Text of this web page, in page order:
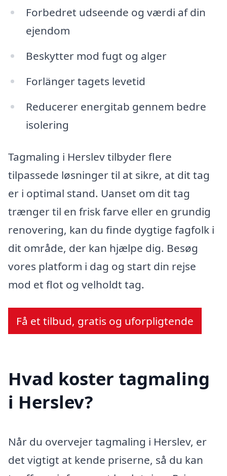
Forbedret udseende og værdi af din
ejendom
Beskytter mod fugt og alger
Forlänger tagets levetid
Reducerer energitab gennem bedre
isolering
Tagmaling i Herslev tilbyder flere
tilpassede løsninger til at sikre, at dit tag
er i optimal stand. Uanset om dit tag
trænger til en frisk farve eller en grundig
renovering, kan du finde dygtige fagfolk i
dit område, der kan hjælpe dig. Besøg
vores platform i dag og start din rejse
mod et flot og velholdt tag.
Få et tilbud, gratis og uforpligtende
Hvad koster tagmaling
i Herslev?
Når du overvejer tagmaling i Herslev, er
det vigtigt at kende priserne, så du kan